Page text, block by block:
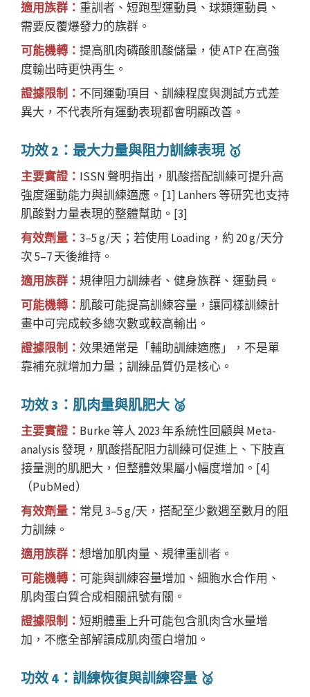
適用族群： 重訓者、短跑型運動員、球類運動員、
需要反覆爆發力的族群。
可能機轉： 提高肌肉磷酸肌酸儲量，使 ATP 在高強
度輸出時更快再生。
證據限制： 不同運動項目、訓練程度與測試方式差
異大，不代表所有運動表現都會明顯改善。
功效 2：最大力量與阻力訓練表現 🥇
主要實證： ISSN 聲明指出，肌酸搭配訓練可提升高
強度運動能力與訓練適應。[1] Lanhers 等研究也支持
肌酸對力量表現的整體幫助。[3]
有效劑量： 3–5 g/天；若使用 Loading，約 20 g/天分
次 5–7 天後維持。
適用族群： 規律阻力訓練者、健身族群、運動員。
可能機轉： 肌酸可能提高訓練容量，讓同樣訓練計
畫中可完成較多總次數或較高輸出。
證據限制： 效果通常是「輔助訓練適應」，不是單
靠補充就增加力量；訓練品質仍是核心。
功效 3：肌肉量與肌肥大 🥈
主要實證： Burke 等人 2023 年系統性回顧與 Meta-
analysis 發現，肌酸搭配阻力訓練可促進上、下肢直
接量測的肌肥大，但整體效果屬小幅度增加。[4]
（PubMed）
有效劑量： 常見 3–5 g/天，搭配至少數週至數月的阻
力訓練。
適用族群： 想增加肌肉量、規律重訓者。
可能機轉： 可能與訓練容量增加、細胞水合作用、
肌肉蛋白質合成相關訊號有關。
證據限制： 短期體重上升可能包含肌肉含水量增
加，不應全部解讀成肌肉蛋白增加。
功效 4：訓練恢復與訓練容量 🥈